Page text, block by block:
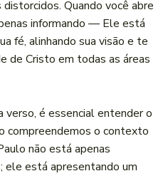
Quando você abre
informando — Ele está
fé, alinhando sua visão e te
de Cristo em todas as áreas
é essencial entender o
compreendemos o contexto
não está apenas
ele está apresentando um